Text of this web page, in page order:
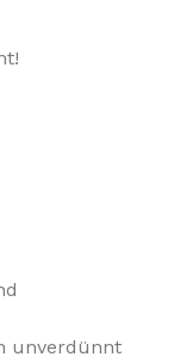
unverdünnt